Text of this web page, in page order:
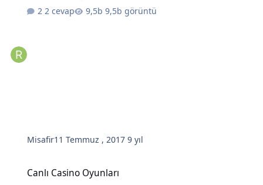
2 cevap
9,5b görüntü
Misafir11 Temmuz , 20179 yıl
Canlı Casino Oyunları